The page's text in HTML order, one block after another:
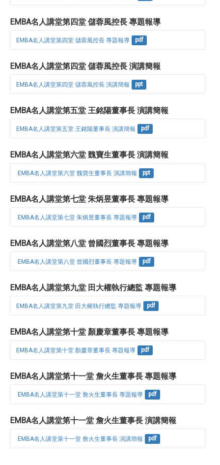
EMBA名人講堂第四堂 儲蓉風控長 專題報導
EMBA名人講堂第四堂 儲蓉風控長 專題報導 pdf
EMBA名人講堂第四堂 儲蓉風控長 演講簡報
EMBA名人講堂第四堂 儲蓉風控長 演講簡報 ppt
EMBA名人講堂第五堂 王銘陽董事長 演講簡報
EMBA名人講堂第五堂 王銘陽董事長 演講簡報 pdf
EMBA名人講堂第六堂 魏寶生董事長 演講簡報
EMBA名人講堂第六堂 魏寶生董事長 演講簡報 ppt
EMBA名人講堂第七堂 朱炳昱董事長 專題報導
EMBA名人講堂第七堂 朱炳昱董事長 專題報導 pdf
EMBA名人講堂第八堂 曾國烈董事長 專題報導
EMBA名人講堂第八堂 曾國烈董事長 專題報導 pdf
EMBA名人講堂第九堂 田大權執行總監 專題報導
EMBA名人講堂第九堂 田大權執行總監 專題報導 pdf
EMBA名人講堂第十堂 顏慶章董事長 專題報導
EMBA名人講堂第十堂 顏慶章董事長 專題報導 pdf
EMBA名人講堂第十一堂 詹火生董事長 專題報導
EMBA名人講堂第十一堂 詹火生董事長 專題報導 pdf
EMBA名人講堂第十一堂 詹火生董事長 演講簡報
EMBA名人講堂第十一堂 詹火生董事長 演講簡報 pdf